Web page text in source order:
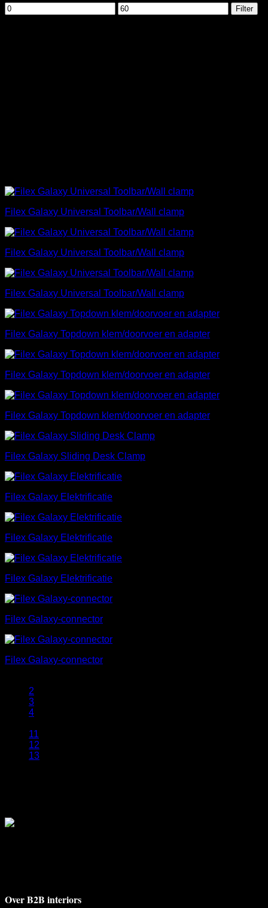
Min.
prijs
Max.
prijs
Filter
Filex Galaxy Universal Toolbar/Wall clamp
Filex Galaxy Universal Toolbar/Wall clamp
Filex Galaxy Universal Toolbar/Wall clamp
Filex Galaxy Topdown klem/doorvoer en adapter
Filex Galaxy Topdown klem/doorvoer en adapter
Filex Galaxy Topdown klem/doorvoer en adapter
Filex Galaxy Sliding Desk Clamp
Filex Galaxy Elektrificatie
Filex Galaxy Elektrificatie
Filex Galaxy Elektrificatie
Filex Galaxy-connector
Filex Galaxy-connector
2
3
4
11
12
13
Over B2B interiors